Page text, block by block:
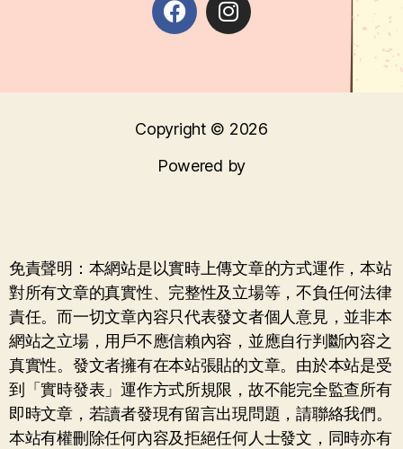
Copyright © 2026
Powered by
免責聲明：本網站是以實時上傳文章的方式運作，本站
對所有文章的真實性、完整性及立場等，不負任何法律
責任。而一切文章內容只代表發文者個人意見，並非本
網站之立場，用戶不應信賴內容，並應自行判斷內容之
真實性。發文者擁有在本站張貼的文章。由於本站是受
到「實時發表」運作方式所規限，故不能完全監查所有
即時文章，若讀者發現有留言出現問題，請聯絡我們。
本站有權刪除任何內容及拒絕任何人士發文，同時亦有